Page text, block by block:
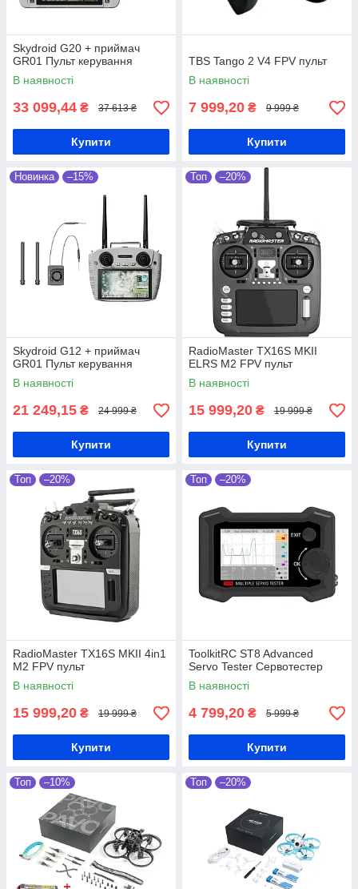
Skydroid G20 + приймач
GR01 Пульт керування
В наявності
33 099,44 ₴ 37 613 ₴
Купити
TBS Tango 2 V4 FPV пульт
В наявності
7 999,20 ₴ 9 999 ₴
Купити
Новинка –15%
Skydroid G12 + приймач
GR01 Пульт керування
В наявності
21 249,15 ₴ 24 999 ₴
Купити
Топ –20%
RadioMaster TX16S MKII
ELRS M2 FPV пульт
В наявності
15 999,20 ₴ 19 999 ₴
Купити
Топ –20%
RadioMaster TX16S MKII 4in1
M2 FPV пульт
В наявності
15 999,20 ₴ 19 999 ₴
Купити
Топ –20%
ToolkitRC ST8 Advanced
Servo Tester Сервотестер
В наявності
4 799,20 ₴ 5 999 ₴
Купити
Топ –10% Топ –20%